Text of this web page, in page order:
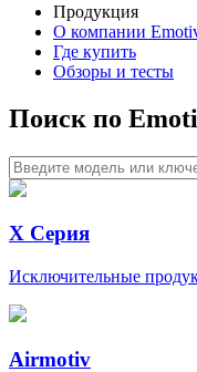
Продукция
О компании
Где купить
Обзоры и тесты
Поиск по
X Серия
Исключительные
Airmotiv